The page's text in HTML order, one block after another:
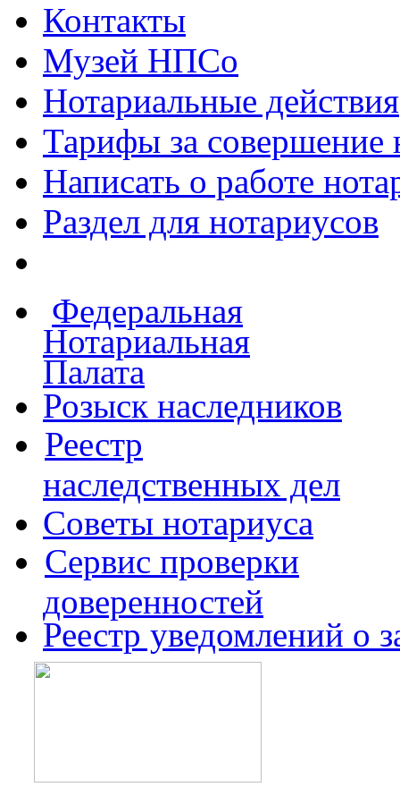
Контакты
Музей НПСо
Нотариальные действия
Тарифы за совершение
Написать о работе
Раздел для нотариусов
Федеральная
Нотариальная
Палата
Розыск наследников
Реестр
наследственных дел
Советы нотариуса
Сервис проверки
доверенностей
Реестр уведомлений о